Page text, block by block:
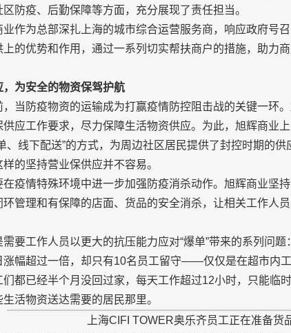
防疫、后勤保障等方面，充分展现了责任担当。
业作为总部深扎上海的城市综合运营服务商，响应政府号
上的优势和作用，通过一系列切实帮扶商户的措施，助力
，为安全的物资保驾护航
，当防疫物资的运输成为打赢疫情防控阻击战的关键一环
应工作要求，尽力保障生活物资供应。为此，旭辉商业
、线下配送”的方式，为周边社区居民提供了封控时期的供
的坚持营业保供应并不容易。
在疫情特殊环境中进一步加强防疫消杀动作。旭辉商业坚
管理和有保障的店面、货品的安全消杀，让相关工作人
要工作人员以更大的抗压能力应对“爆单”带来的系列问题
涨幅超过一倍，却只有10名员工留守——仅仅是在超市内
们都已经半个月没回过家，每天工作超过12小时，只能
活物资送达需要的居民那里。
上海CIFI TOWER奥乐齐员工正在准备货